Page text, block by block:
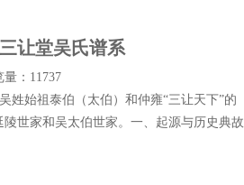
让堂吴氏谱系
：11737
始祖泰伯（太伯）和仲雍“三让天下”的
世家和吴太伯世家。一、起源与历史典故